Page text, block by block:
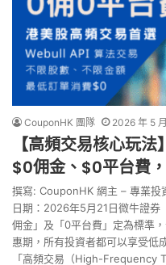
CouponHK 團隊 2026 年 5
【高頻交易核心玩
$0佣金、$0平台費
撰寫: CouponHK 網主 – 專業投
日期：2026年5月21日微牛證
佣金」及「0平台費」定為標準
惠期，所有投資者都可以享受低
「高頻交易（High-Frequency